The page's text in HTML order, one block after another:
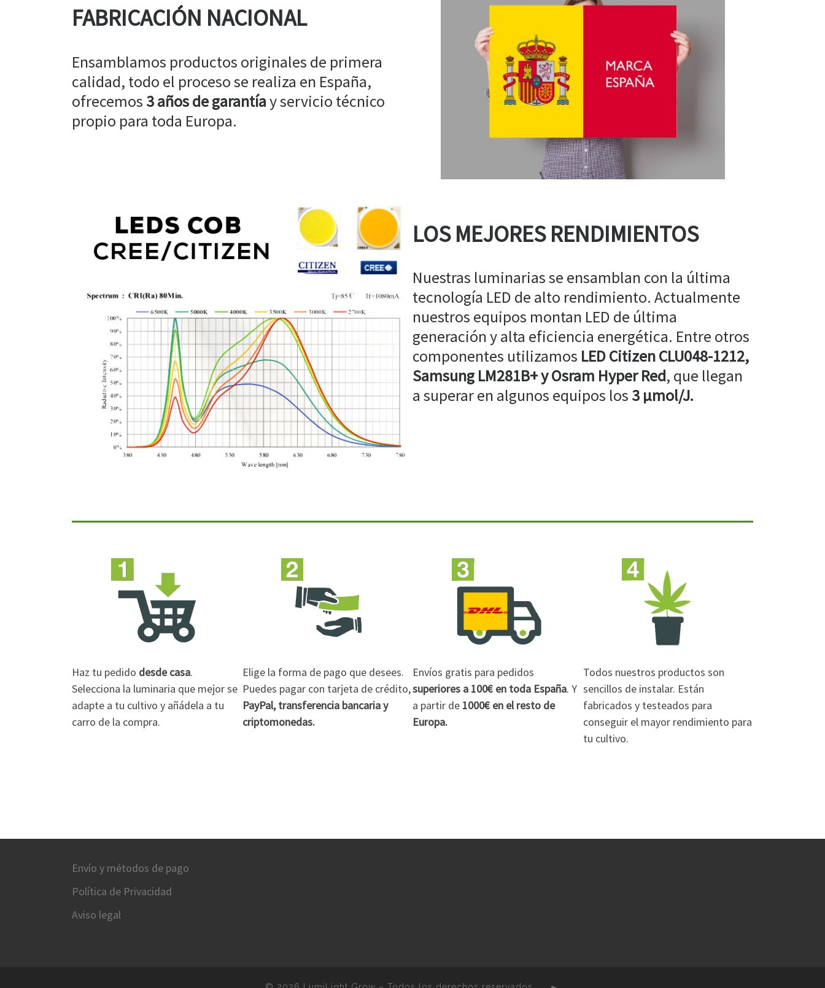
FABRICACIÓN NACIONAL
Ensamblamos productos originales de primera
calidad, todo el proceso se realiza en España,
ofrecemos 3 años de garantíay servicio técnico
propio para toda Europa.
LOS MEJORES RENDIMIENTOS
Nuestras luminarias se ensamblan con la última
tecnología LED de alto rendimiento. Actualmente
nuestros equipos montan LED de última
generación y alta eficiencia energética. Entre otros
componentes utilizamos LED Citizen CLU048-1212,
Samsung LM281B+ y Osram Hyper Red, que llegan
a superar en algunos equipos los 3 µmol/J.
Haz tu pedido desde casa.
Selecciona la luminaria que mejor se
adapte a tu cultivo y añádela a tu
carro de la compra.
Elige la forma de pago que desees.
Puedes pagar con tarjeta de crédito,
PayPal, transferencia bancaria y
criptomonedas.
Envíos gratis para pedidos
superiores a 100€ en toda España. Y
a partir de 1000€ en el resto de
Europa.
Todos nuestros productos son
sencillos de instalar. Están
fabricados y testeados para
conseguir el mayor rendimiento para
tu cultivo.
Envío y métodos de pago
Política de Privacidad
Aviso legal